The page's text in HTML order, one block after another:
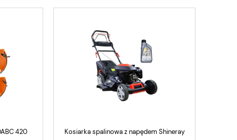
420
Kosiarka spalinowa z napędem Shineray